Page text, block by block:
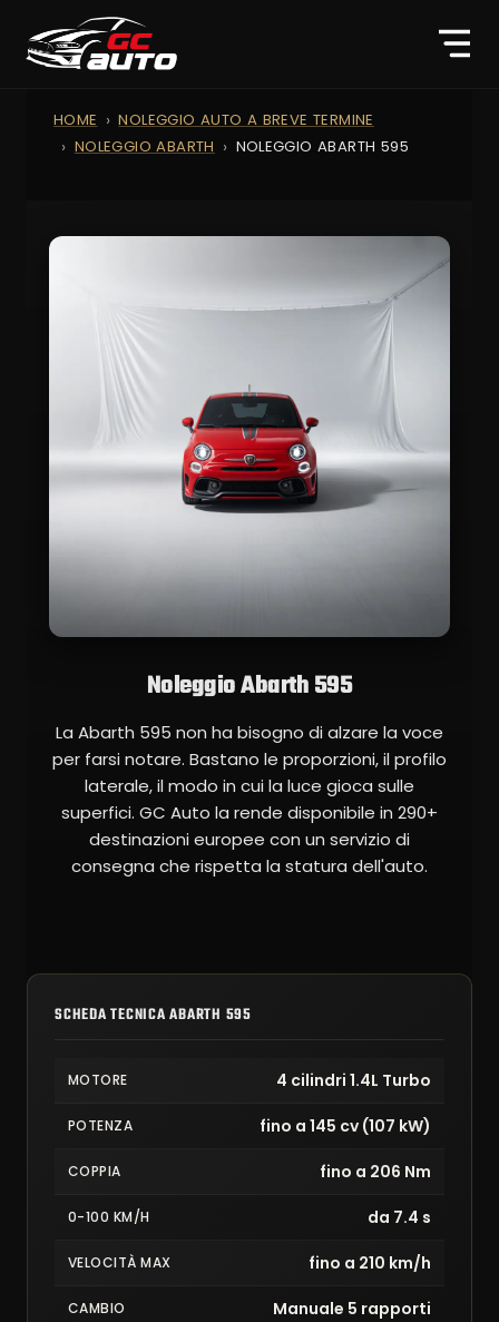
HOME
NOLEGGIO AUTO A BREVE TERMINE
NOLEGGIO ABARTH
NOLEGGIO ABARTH 595
Noleggio Abarth 595
La Abarth 595 non ha bisogno di alzare la voce
per farsi notare. Bastano le proporzioni, il profilo
laterale, il modo in cui la luce gioca sulle
superfici. GC Auto la rende disponibile in 290+
destinazioni europee con un servizio di
consegna che rispetta la statura dell'auto.
SCHEDA TECNICA ABARTH 595
MOTORE 4 cilindri 1.4L Turbo
POTENZA fino a 145 cv (107 kW)
COPPIA fino a 206 Nm
0-100 KM/H da 7.4 s
VELOCITÀ MAX fino a 210 km/h
CAMBIO Manuale 5 rapporti